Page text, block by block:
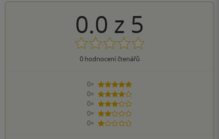
0.0 z 5
0hodnocení čtenářů
0×
5 hvězdiček
0×
4 hvězdičky
0×
3 hvězdičky
0×
2 hvězdičky
0×
1 hvezdička